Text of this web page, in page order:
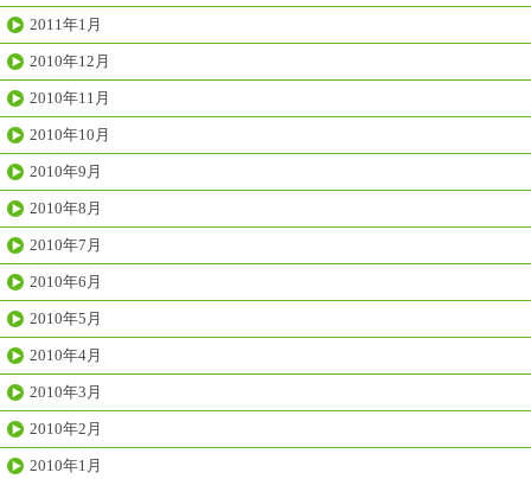
2011年1月
2010年12月
2010年11月
2010年10月
2010年9月
2010年8月
2010年7月
2010年6月
2010年5月
2010年4月
2010年3月
2010年2月
2010年1月